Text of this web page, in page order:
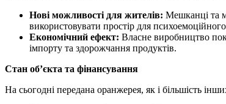
Нові можливості для жителів: Мешканці та
використовувати простір для
Економічний ефект: Власне виробництво
імпорту та здорожчання продуктів.
Стан об’єкта та фінансування
На сьогодні передана оранжерея, як і більшість